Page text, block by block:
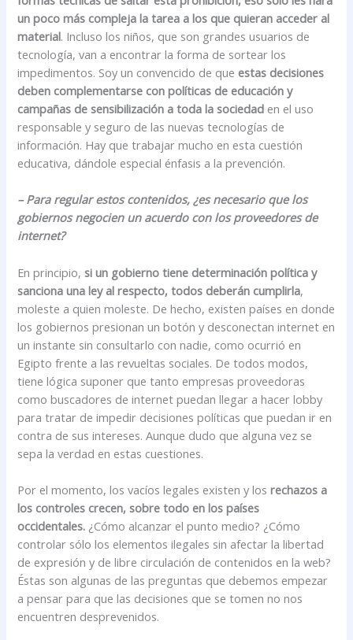
un poco más compleja la tarea a los que quieran acceder al
material. Incluso los niños, que son grandes usuarios de
tecnología, van a encontrar la forma de sortear los
impedimentos. Soy un convencido de que estas decisiones
deben complementarse con políticas de educación y
campañas de sensibilización a toda la sociedad en el uso
responsable y seguro de las nuevas tecnologías de
información. Hay que trabajar mucho en esta cuestión
educativa, dándole especial énfasis a la prevención.
– Para regular estos contenidos, ¿es necesario que los
gobiernos negocien un acuerdo con los proveedores de
internet?
En principio, si un gobierno tiene determinación política y
sanciona una ley al respecto, todos deberán cumplirla,
moleste a quien moleste. De hecho, existen países en donde
los gobiernos presionan un botón y desconectan internet en
un instante sin consultarlo con nadie, como ocurrió en
Egipto frente a las revueltas sociales. De todos modos,
tiene lógica suponer que tanto empresas proveedoras
como buscadores de internet puedan llegar a hacer lobby
para tratar de impedir decisiones políticas que puedan ir en
contra de sus intereses. Aunque dudo que alguna vez se
sepa la verdad en estas cuestiones.
Por el momento, los vacíos legales existen y losrechazos a
los controles crecen, sobre todo en los países
occidentales. ¿Cómo alcanzar el punto medio? ¿Cómo
controlar sólo los elementos ilegales sin afectar la libertad
de expresión y de libre circulación de contenidos en la web?
Éstas son algunas de las preguntas que debemos empezar
a pensar para que las decisiones que se tomen no nos
encuentren desprevenidos.